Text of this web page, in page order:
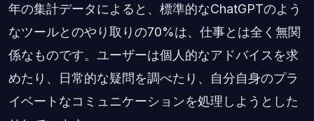
年の集計データによると、標準的なChatGPTのよう
なツールとのやり取りの70%は、仕事とは全く無関
係なものです。ユーザーは個人的なアドバイスを求
めたり、日常的な疑問を調べたり、自分自身のプラ
イベートなコミュニケーションを処理しようとした